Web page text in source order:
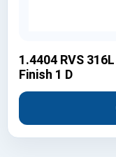
1.4404 RVS
Finish 1 D